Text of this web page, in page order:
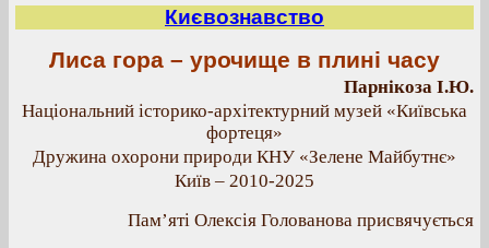
Києвознавство
Лиса гора – урочище в плині часу
Парнікоза І.Ю.
Національний історико-архітектурний музей «Київська
фортеця»
Дружина охорони природи КНУ «Зелене Майбутнє»
Київ – 2010-2025
Пам’яті Олексія Голованова присвячується